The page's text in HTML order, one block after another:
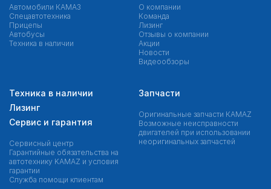
Автомобили КАМАЗ
Спецавтотехника
Прицепы
Автобусы
Техника в наличии
О компании
Команда
Лизинг
Отзывы о компании
Акции
Новости
Видеообзоры
Техника в наличии
Лизинг
Сервис и гарантия
Сервисный центр
Гарантийные обязательства на
автотехнику KAMAZ и условия
гарантии
Служба помощи клиентам
Запчасти
Оригинальные запчасти КAMAZ
Возможные неисправности
двигателей при использовании
неоригинальных запчастей